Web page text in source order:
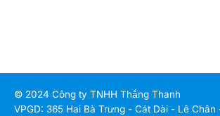
© 2024 Công ty TNHH Thắng Thanh
VPGD: 365 Hai Bà Trưng - Cát Dài - Lê Chân